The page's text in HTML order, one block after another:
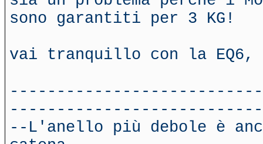
sono garantiti per 3 KG!
vai tranquillo con la EQ6,
--L'anello più debole è